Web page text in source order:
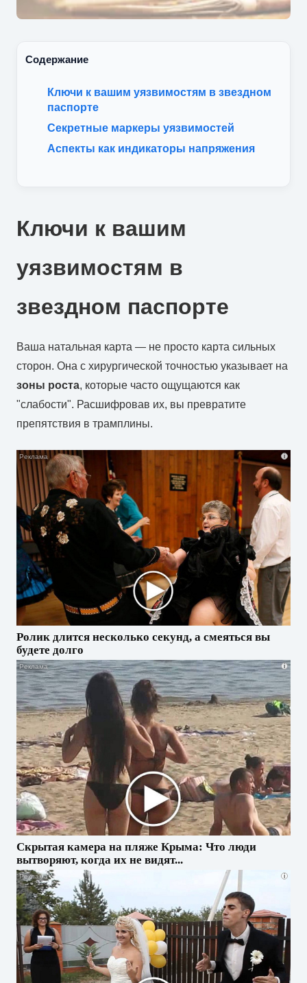
Содержание
Ключи к вашим уязвимостям в звездном
паспорте
Секретные маркеры уязвимостей
Аспекты как индикаторы напряжения
Ключи к вашим
уязвимостям в
звездном паспорте
Ваша натальная карта — не просто карта сильных
сторон. Она с хирургической точностью указывает на
зоны роста, которые часто ощущаются как
"слабости". Расшифровав их, вы превратите
препятствия в трамплины.
i
Ролик длится несколько секунд, а смеяться вы
будете долго
i
Скрытая камера на пляже Крыма: Что люди
вытворяют, когда их не видят...
i